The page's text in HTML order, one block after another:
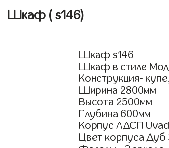
Шкаф ( s146)
Шкаф s146
Шкаф в стиле
Конструкция-
Ширина 2800мм
Высота 2500мм
Глубина 600мм
Корпус ЛДСП
Цвет корпуса Дуб